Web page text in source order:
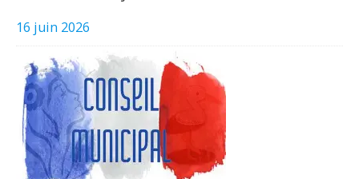
16 juin 2026